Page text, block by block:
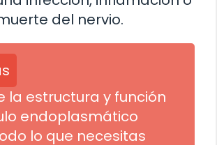
del nervio.
la estructura y función
endoplasmático
lo que necesitas